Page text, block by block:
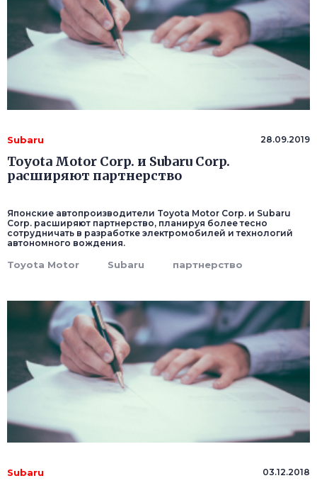
Subaru 28.09.2019
Toyota Motor Corp. и Subaru Corp.
расширяют партнерство
Японские автопроизводители Toyota Motor Corp. и Subaru
Corp. расширяют партнерство, планируя более тесно
сотрудничать в разработке электромобилей и технологий
автономного вождения.
Toyota Motor Subaru партнерство
Subaru 03.12.2018